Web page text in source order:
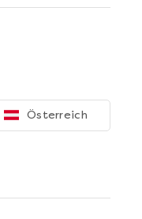
Österreich